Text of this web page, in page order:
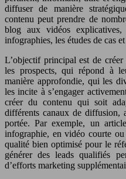
diffuser de manière
contenu peut prendre de
blog aux vidéos
infographies, les études de cas
L’objectif principal est de
les prospects, qui répond à
manière approfondie, qui les
les incite à s’engager
créer du contenu qui soit
différents canaux de diffusion,
portée. Par exemple, un
infographie, en vidéo courte
qualité bien optimisé pour le
générer des leads qualifiés
d’efforts marketing